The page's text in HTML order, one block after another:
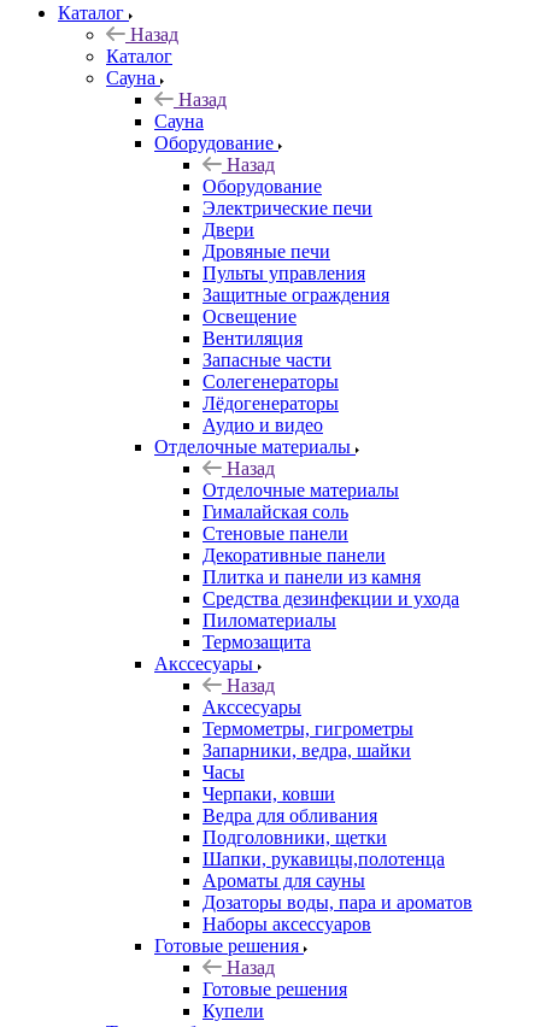
Каталог
Назад
Каталог
Сауна
Назад
Сауна
Оборудование
Назад
Оборудование
Электрические печи
Двери
Дровяные печи
Пульты управления
Защитные ограждения
Освещение
Вентиляция
Запасные части
Солегенераторы
Лёдогенераторы
Аудио и видео
Отделочные материалы
Назад
Отделочные материалы
Гималайская соль
Стеновые панели
Декоративные панели
Плитка и панели из камня
Средства дезинфекции и ухода
Пиломатериалы
Термозащита
Аксcесуары
Назад
Аксcесуары
Термометры, гигрометры
Запарники, ведра, шайки
Часы
Черпаки, ковши
Ведра для обливания
Подголовники, щетки
Шапки, рукавицы,полотенца
Ароматы для сауны
Дозаторы воды, пара и ароматов
Наборы аксессуаров
Готовые решения
Назад
Готовые решения
Купели